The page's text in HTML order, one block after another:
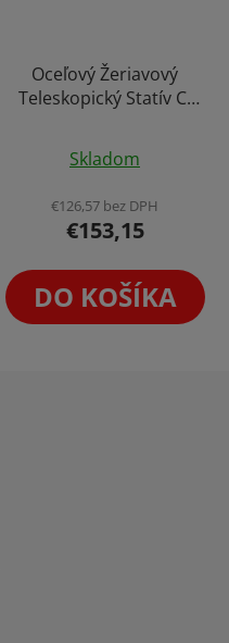
Oceľový Žeriavový
Teleskopický Statív C-
Duty Tripod
hodnotenie
produktu
je
z
Skladom
€126,57 bez DPH
€153,15
DO KOŠÍKA